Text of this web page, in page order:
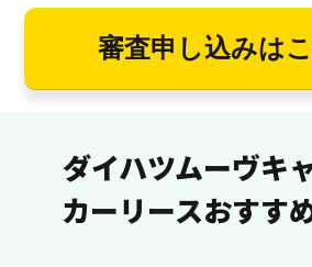
審査申し込みは
ダイハツムーヴキ
カーリースおすす